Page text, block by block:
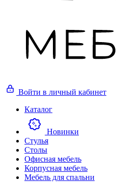
Войти в личный кабинет
Каталог
Новинки
Стулья
Столы
Офисная мебель
Корпусная мебель
Мебель для спальни